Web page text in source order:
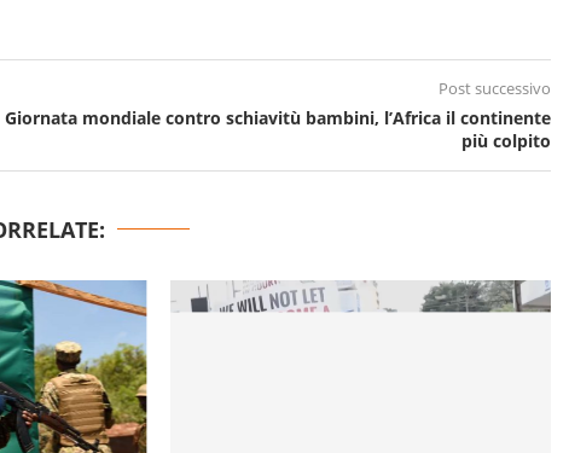
Post successivo
Giornata mondiale contro schiavitù bambini, l’Africa il continente
più colpito